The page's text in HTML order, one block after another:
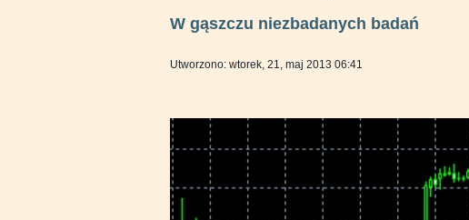
W gąszczu niezbadanych badań
Utworzono: wtorek, 21, maj 2013 06:41